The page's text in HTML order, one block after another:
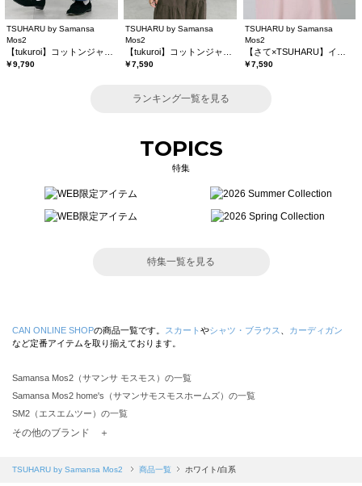
TSUHARU by Samansa
Mos2
￥9,790
TSUHARU by Samansa
Mos2
￥7,590
TSUHARU by Samansa
Mos2
￥7,590
ランキング一覧を見る
TOPICS
特集
特集一覧を見る
CAN ONLINE SHOPの商品一覧です。 スカート やシャツ・ブラウス
カーディガン
など定番アイテムを取り揃えております。
Samansa Mos2（サマンサ モスモス）の一覧
Samansa Mos2 home's（サマンサモスモスホームズ）の一覧
SM2（エスエムツー）の一覧
TSUHARU by Samansa Mos2（ツハルバイサマンサモスモス）の一覧
Samansa Mos2 blue（サマンサモスモス ブルー）の一覧
その他のブランド ＋
TSUHARU by Samansa Mos2 商品一覧 ホワイト/白系